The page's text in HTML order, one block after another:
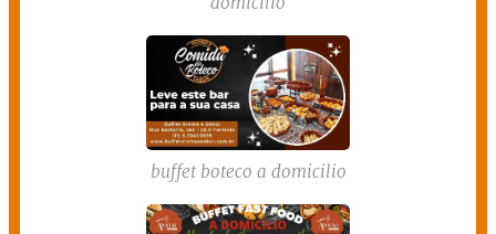
buffet boteco a domicilio